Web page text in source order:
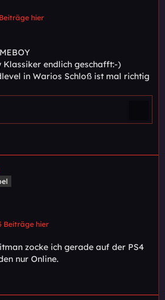
hier
Klassiker endlich geschafft:-)
in Warios Schloß ist mal richtig
Beiträge hier
zocke ich gerade auf der PS4
nur Online.